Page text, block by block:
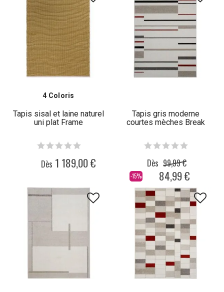
4 Coloris
Tapis sisal et laine naturel
uni plat Frame
Dès 1 189,00 €
Tapis gris moderne
courtes mèches Break
-15%
Dès 99,99 €
84,99 €